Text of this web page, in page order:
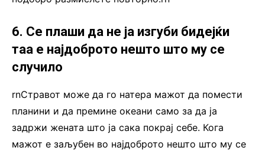
6. Се плаши да не ја изгуби бидејќи
таа е најдоброто нешто што му се
случило
rnСтравот може да го натера мажот да помести
планини и да премине океани само за да ја
задржи жената што ја сака покрај себе. Кога
мажот е заљубен во најдоброто нешто што му се